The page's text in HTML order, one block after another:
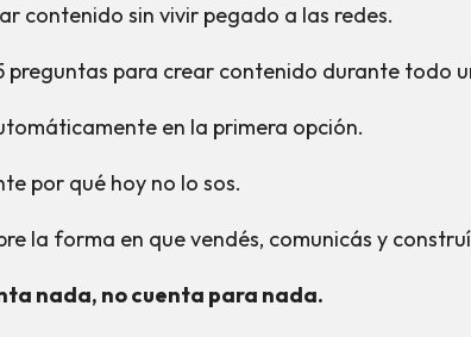
contenido sin vivir pegado a las redes.
preguntas para crear contenido durante todo
en la primera opción.
por qué hoy no lo sos.
la forma en que vendés, comunicás y
nada, no cuenta para nada.